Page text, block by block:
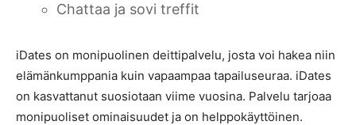
Chattaa ja sovi treffit
iDates on monipuolinen deittipalvelu, josta voi hakea niin
elämänkumppania kuin vapaampaa tapailuseuraa. iDates
on kasvattanut suosiotaan viime vuosina. Palvelu tarjoaa
monipuoliset ominaisuudet ja on helppokäyttöinen.